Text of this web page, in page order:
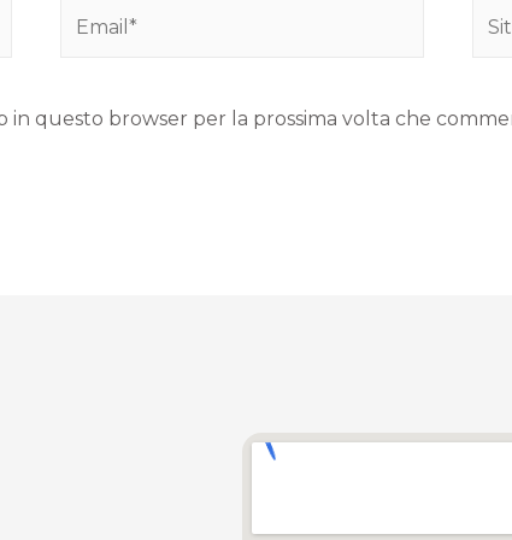
in questo browser per la prossima volta che